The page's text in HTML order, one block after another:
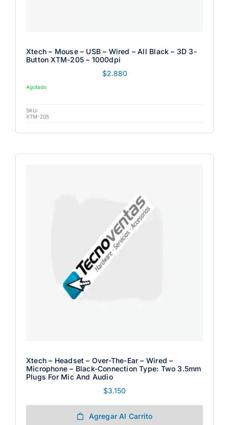
Xtech – Mouse – USB – Wired – All Black – 3D 3-
Button XTM-205 – 1000dpi
$2.880
Agotado
SKU:
XTM-205
Xtech – Headset – Over-The-Ear – Wired –
Microphone – Black-Connection Type: Two 3.5mm
Plugs For Mic And Audio
$3.150
Agregar Al Carrito